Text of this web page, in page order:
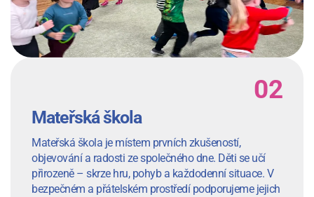
Mateřská škola
Mateřská škola je místem prvních zkušeností,
objevování a radosti ze společného dne. Děti se učí
přirozeně – skrze hru, pohyb a každodenní situace. V
bezpečném a přátelském prostředí podporujeme jejich